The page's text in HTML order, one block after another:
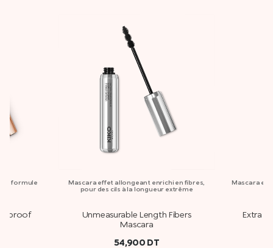
formule
Mascara effet allongeant enrichi en fibres,
pour des cils à la longueur extrême
Unmeasurable Length Fibers
Mascara
54,900 DT
Mascara
Extra